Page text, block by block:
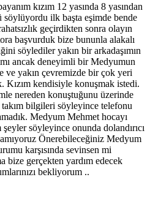
kızım 12 yasında 8 yasından
söylüyordu ilk başta eşimde bende
geçirdikten sonra olayın
başvurduk bize bununla alakalı
söylediler yakın bir arkadaşımın
ancak deneyimli bir Medyumun
ve yakın çevremizde bir çok yeri
Kızım kendisiyle konuşmak istedi.
nereden konuştuğunu üzerinde
bilgileri söyleyince telefonu
Medyum Mehmet hocayı
söyleyince onunda dolandırıcı
Önerebileceğiniz Medyum
karşısında sevinsen mi
bize gerçekten yardım edecek
bekliyorum ..